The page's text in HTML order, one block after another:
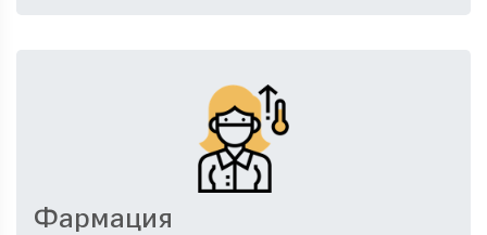
Фармация